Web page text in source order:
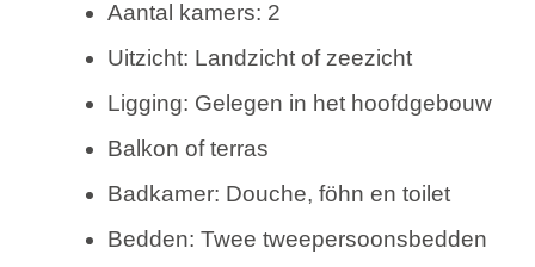
Aantal kamers: 2
Uitzicht: Landzicht of zeezicht
Ligging: Gelegen in het hoofdgebouw
Balkon of terras
Badkamer: Douche, föhn en toilet
Bedden: Twee tweepersoonsbedden